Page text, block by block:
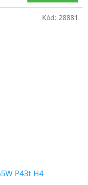
P43t H4
Kód: 28881